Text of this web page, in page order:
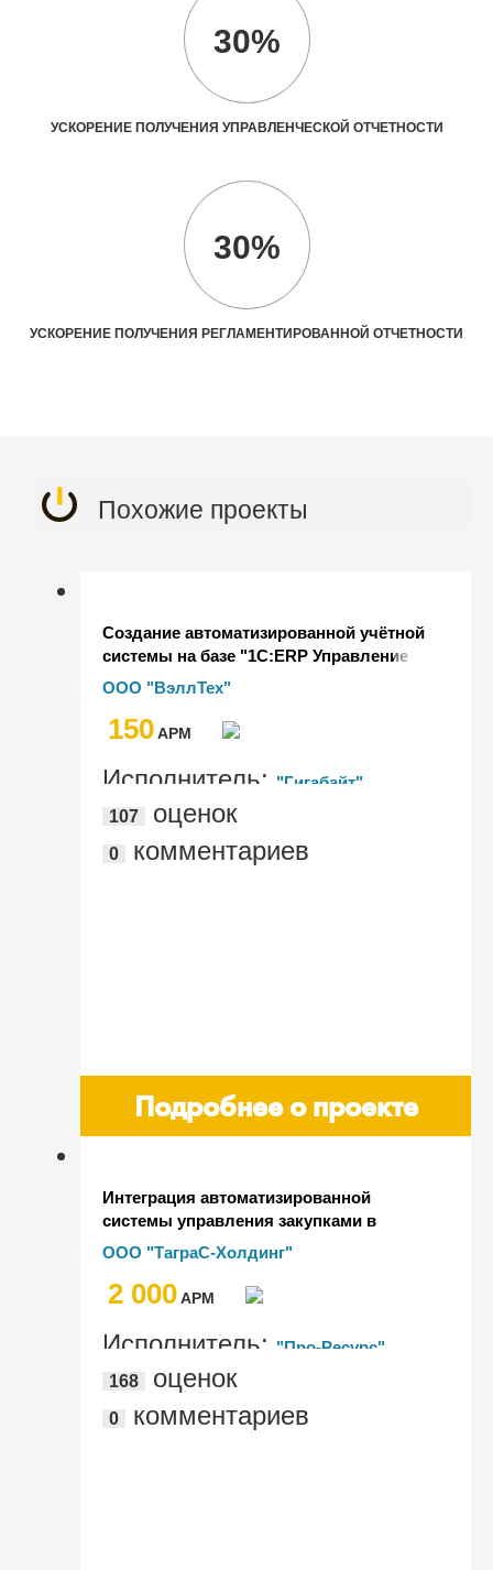
30%
УСКОРЕНИЕ ПОЛУЧЕНИЯ УПРАВЛЕНЧЕСКОЙ ОТЧЕТНОСТИ
30%
УСКОРЕНИЕ ПОЛУЧЕНИЯ РЕГЛАМЕНТИРОВАННОЙ ОТЧЕТНОСТИ
Похожие проекты
Создание автоматизированной учётной
системы на базе "1С:ERP Управление
предприятием" для ООО "ВЭЛЛТЕХ"
ООО "ВэллТех"
150AРМ
Исполнитель: "Гигабайт"
107
оценок
0 комментариев
Подробнее о проекте
Интеграция автоматизированной
системы управления закупками в
"ТаграС-Холдинг" на базе решения 1С
ООО "ТаграС-Холдинг"
2 000AРМ
Исполнитель: "Про-Ресурс",
"АДАПТА"
168 оценок
0 комментариев